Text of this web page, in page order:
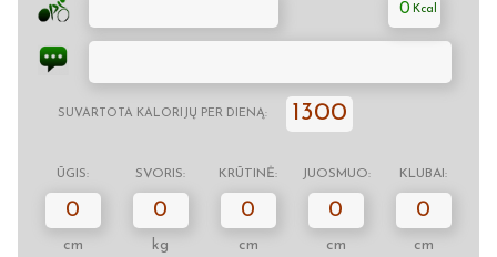
0
SUVARTOTA KALORIJŲ PER DIENĄ: 1300
ŪGIS: SVORIS: KRŪTINĖ: JUOSMUO: KLUBAI:
0
cm
0
kg
0
cm
0
cm
0
cm